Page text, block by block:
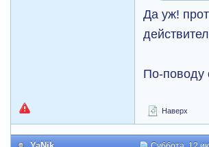
Да уж!
По-поводу
Наверх